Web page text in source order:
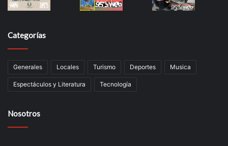
Categorías
Generales Locales Turismo Deportes Musica
Espectáculos y Literatura Tecnología
Nosotros